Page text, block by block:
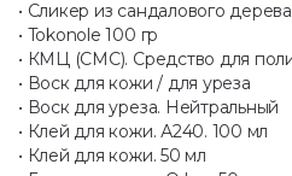
• Сликер из сандалового дерева
• Tokonole 100 гр
• КМЦ (СМС). Средство для
• Воск для кожи / для уреза
• Воск для уреза. Нейтральный
• Клей для кожи. А240. 100 мл
• Клей для кожи. 50 мл